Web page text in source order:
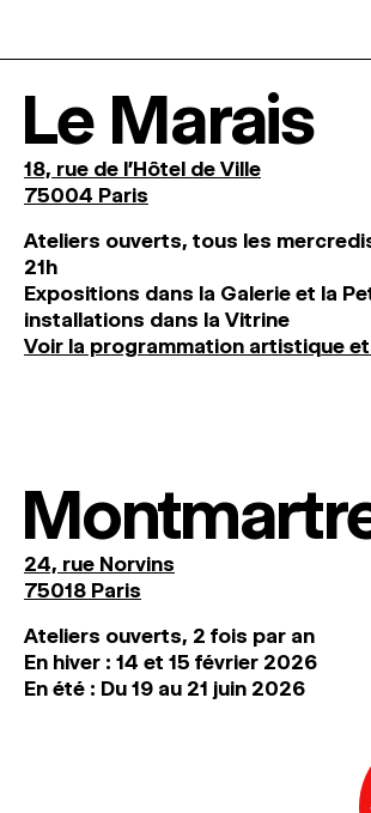
Le Marais
18, rue de l'Hôtel de Ville
75004 Paris
Ateliers ouverts, tous les
21h
Expositions dans la Galerie et la
installations dans la Vitrine
Voir la programmation artistique
24, rue Norvins
75018 Paris
Ateliers ouverts, 2 fois par an
En hiver : 14 et 15 février 2026
En été : Du 19 au 21 juin 2026